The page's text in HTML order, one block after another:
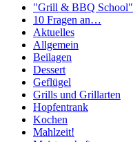
"Grill & BBQ School"
10 Fragen an…
Aktuelles
Allgemein
Beilagen
Dessert
Geflügel
Grills und Grillarten
Hopfentrank
Kochen
Mahlzeit!